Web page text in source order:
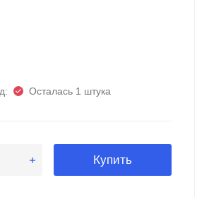
Осталась 1 штука
Купить